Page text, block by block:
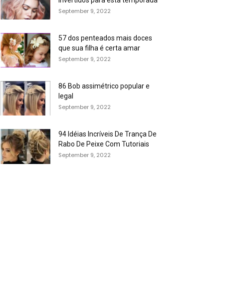
September 9, 2022
57 dos penteados mais doces
que sua filha é certa amar
September 9, 2022
86 Bob assimétrico popular e
legal
September 9, 2022
94 Idéias Incríveis De Trança De
Rabo De Peixe Com Tutoriais
September 9, 2022